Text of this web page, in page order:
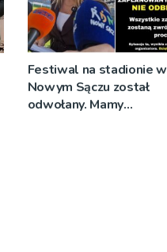
Festiwal na stadionie w
Nowym Sączu został
odwołany. Mamy